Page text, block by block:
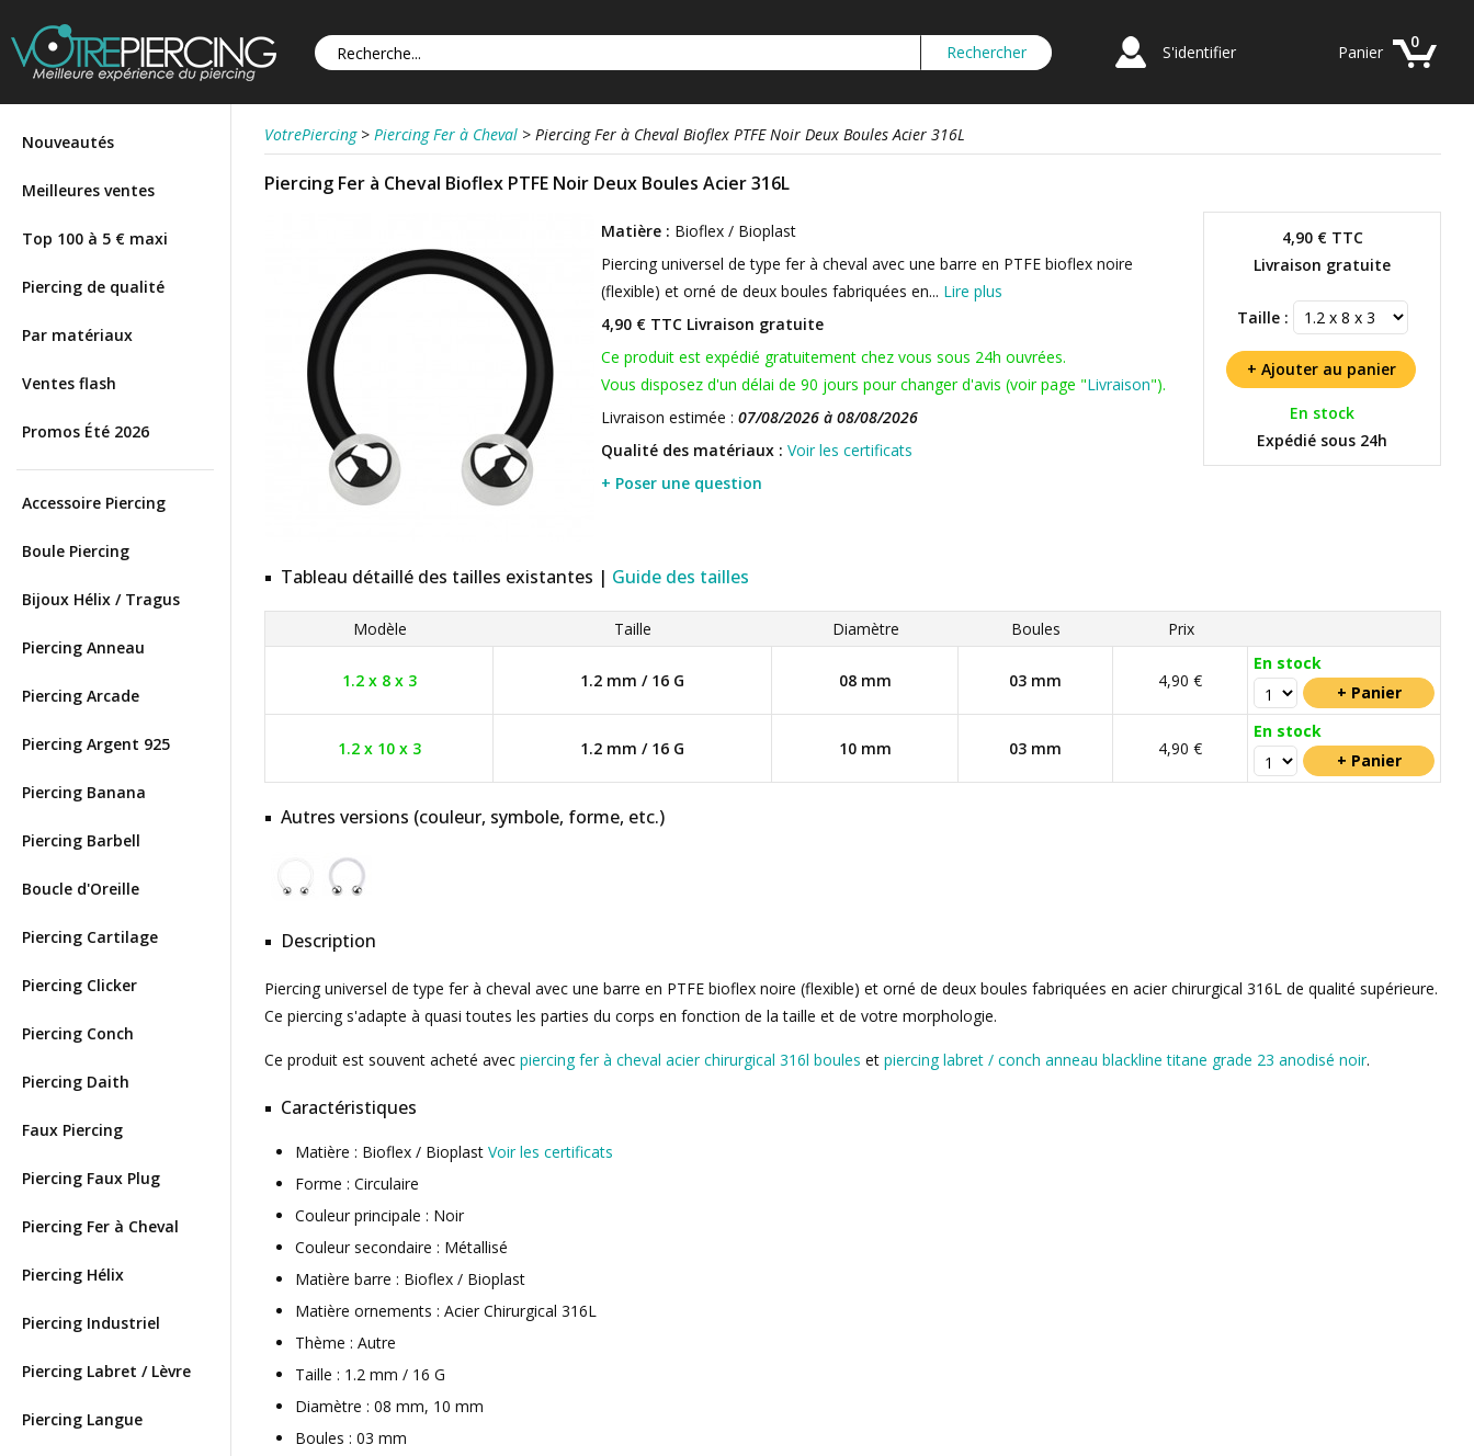
S'identifier
0
Panier
Nouveautés
Meilleures ventes
Top 100 à 5 € maxi
Piercing de qualité
Par matériaux
Ventes flash
Promos Été 2026
Accessoire Piercing
Boule Piercing
Bijoux Hélix / Tragus
Piercing Anneau
Piercing Arcade
Piercing Argent 925
Piercing Banana
Piercing Barbell
Boucle d'Oreille
Piercing Cartilage
Piercing Clicker
Piercing Conch
Piercing Daith
Faux Piercing
Piercing Faux Plug
Piercing Fer à Cheval
Piercing Hélix
Piercing Industriel
Piercing Labret / Lèvre
Piercing Langue
VotrePiercing > Piercing Fer à Cheval > Piercing Fer à Cheval Bioflex PTFE Noir Deux Boules Acier 316L
Piercing Fer à Cheval Bioflex PTFE Noir Deux Boules Acier 316L
4,90 €TTC
Livraison gratuite
Taille :
En stock
Expédié sous 24h
Matière : Bioflex / Bioplast
Piercing universel de type fer à cheval avec une barre en PTFE bioflex noire
(flexible) et orné de deux boules fabriquées en... Lire plus
4,90 € TTC Livraison gratuite
Ce produit est expédié gratuitement chez vous sous 24h ouvrées.
Vous disposez d'un délai de 90 jours pour changer d'avis (voir page "Livraison").
Livraison estimée : 07/08/2026 à 08/08/2026
Qualité des matériaux : Voir les certificats
+ Poser une question
Tableau détaillé des tailles existantes | Guide des tailles
Modèle Taille Diamètre Boules Prix
1.2 x 8 x 3 1.2 mm / 16 G 08 mm 03 mm 4,90 €
En stock
1.2 x 10 x 3 1.2 mm / 16 G 10 mm 03 mm 4,90 €
En stock
Autres versions (couleur, symbole, forme, etc.)
Description
Piercing universel de type fer à cheval avec une barre en PTFE bioflex noire (flexible) et orné de deux boules fabriquées en acier chirurgical 316L de qualité supérieure.
Ce piercing s'adapte à quasi toutes les parties du corps en fonction de la taille et de votre morphologie.
Ce produit est souvent acheté avec piercing fer à cheval acier chirurgical 316l boules et piercing labret / conch anneau blackline titane grade 23 anodisé noir.
Caractéristiques
Matière : Bioflex / Bioplast Voir les certificats
Forme : Circulaire
Couleur principale : Noir
Couleur secondaire : Métallisé
Matière barre : Bioflex / Bioplast
Matière ornements : Acier Chirurgical 316L
Thème : Autre
Taille : 1.2 mm / 16 G
Diamètre : 08 mm, 10 mm
Boules : 03 mm